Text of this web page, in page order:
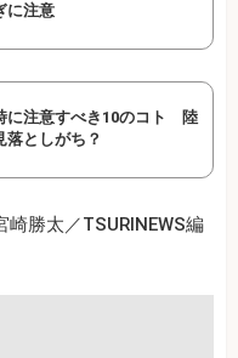
に注意
に注意すべき10のコト 陸
落としがち？
崎勝太／TSURINEWS編